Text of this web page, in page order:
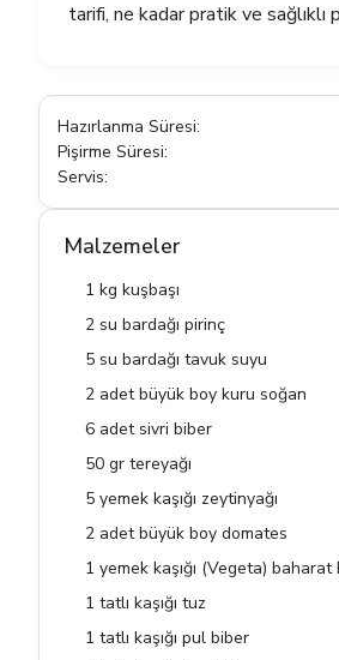
tarifi, ne kadar pratik ve sağlıklı
Hazırlanma Süresi:
Pişirme Süresi:
Servis:
Malzemeler
1 kg kuşbaşı
2 su bardağı pirinç
5 su bardağı tavuk suyu
2 adet büyük boy kuru soğan
6 adet sivri biber
50 gr tereyağı
5 yemek kaşığı zeytinyağı
2 adet büyük boy domates
1 yemek kaşığı (Vegeta) baharat
1 tatlı kaşığı tuz
1 tatlı kaşığı pul biber